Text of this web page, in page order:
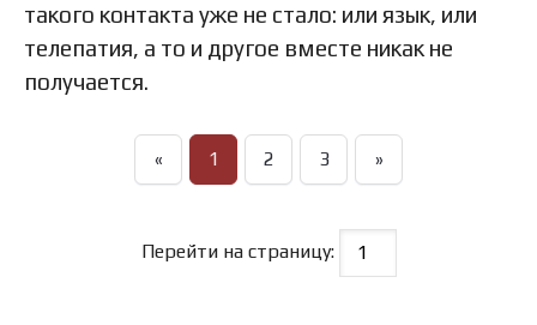
такого контакта уже не стало: или язык, или
телепатия, а то и другое вместе никак не
получается.
« 1 2 3 »
Перейти на страницу: